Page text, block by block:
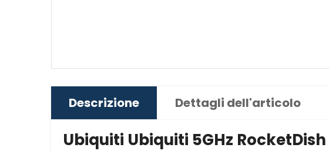
Descrizione Dettagli dell'articolo
Ubiquiti Ubiquiti 5GHz